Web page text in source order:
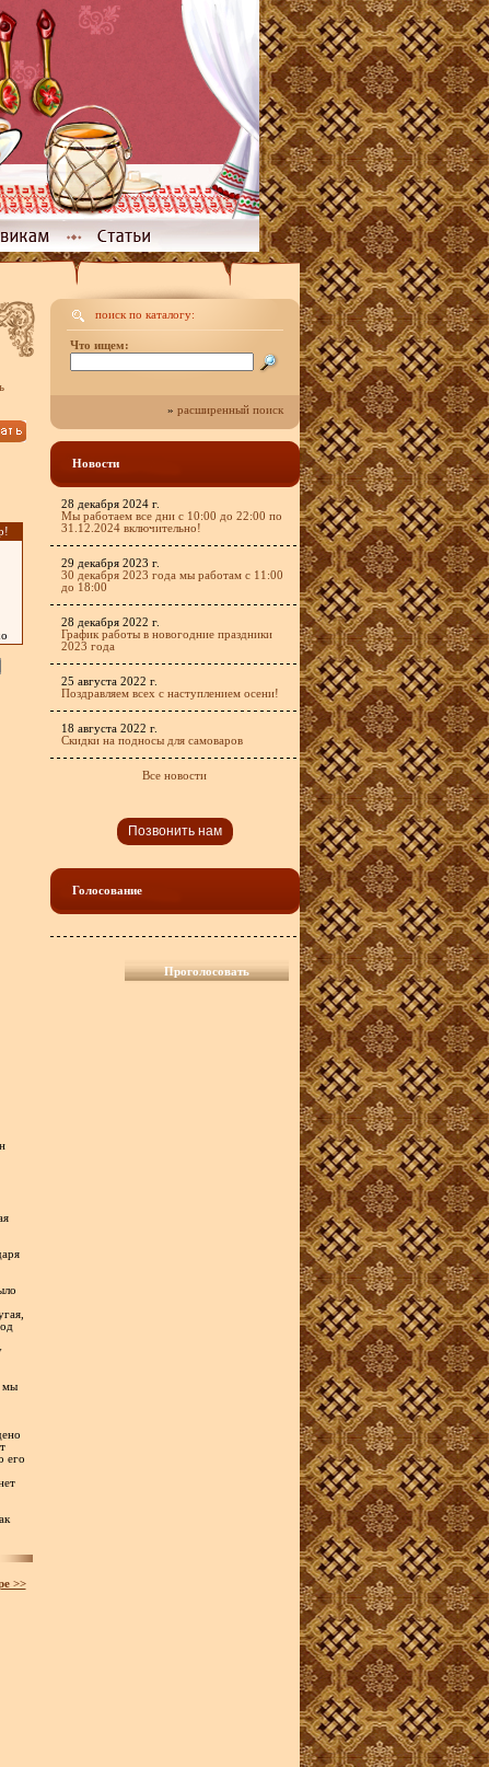
мы
его
>>
поиск по каталогу:
Что ищем:
» расширенный поиск
Новости
28 декабря 2024 г.
Мы работаем все дни с 10:00 до 22:00 по
31.12.2024 включительно!
29 декабря 2023 г.
30 декабря 2023 года мы работам с 11:00
до 18:00
28 декабря 2022 г.
График работы в новогодние праздники
2023 года
25 августа 2022 г.
Поздравляем всех с наступлением осени!
18 августа 2022 г.
Скидки на подносы для самоваров
Все новости
Позвонить нам
Голосование